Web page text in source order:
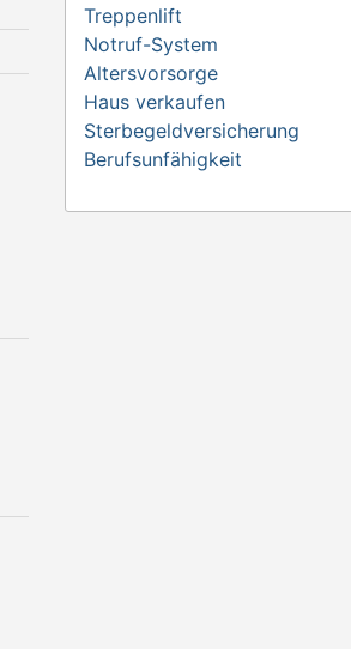
Treppenlift
Notruf-System
Altersvorsorge
Haus verkaufen
Sterbegeldversicherung
Berufsunfähigkeit